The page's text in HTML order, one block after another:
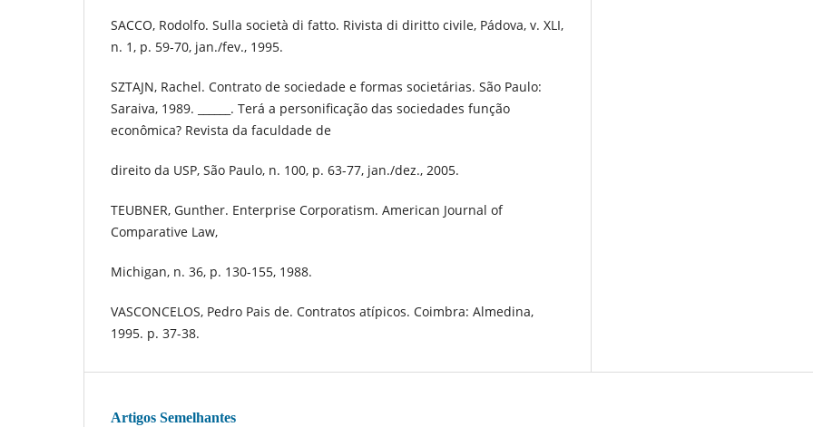
SACCO, Rodolfo. Sulla società di fatto. Rivista di diritto civile, Pádova, v. XLI,
n. 1, p. 59-70, jan./fev., 1995.
SZTAJN, Rachel. Contrato de sociedade e formas societárias. São Paulo:
Saraiva, 1989. ______. Terá a personificação das sociedades função
econômica? Revista da faculdade de
direito da USP, São Paulo, n. 100, p. 63-77, jan./dez., 2005.
TEUBNER, Gunther. Enterprise Corporatism. American Journal of
Comparative Law,
Michigan, n. 36, p. 130-155, 1988.
VASCONCELOS, Pedro Pais de. Contratos atípicos. Coimbra: Almedina,
1995. p. 37-38.
Artigos Semelhantes